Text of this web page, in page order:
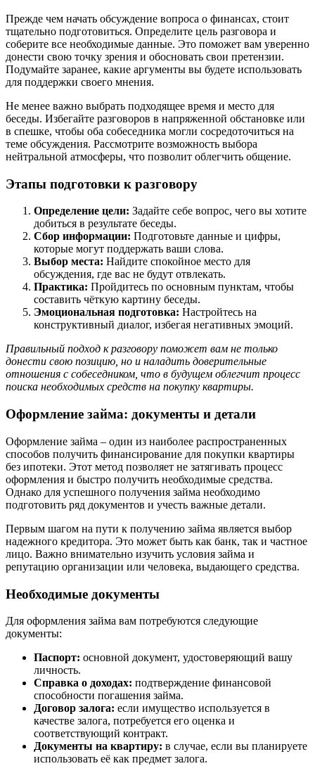
Прежде чем начать обсуждение вопроса о финансах, стоит
тщательно подготовиться. Определите цель разговора и
соберите все необходимые данные. Это поможет вам уверенно
донести свою точку зрения и обосновать свои претензии.
Подумайте заранее, какие аргументы вы будете использовать
для поддержки своего мнения.
Не менее важно выбрать подходящее время и место для
беседы. Избегайте разговоров в напряженной обстановке или
в спешке, чтобы оба собеседника могли сосредоточиться на
теме обсуждения. Рассмотрите возможность выбора
нейтральной атмосферы, что позволит облегчить общение.
Этапы подготовки к разговору
Определение цели: Задайте себе вопрос, чего вы хотите
добиться в результате беседы.
Сбор информации: Подготовьте данные и цифры,
которые могут поддержать ваши слова.
Выбор места: Найдите спокойное место для
обсуждения, где вас не будут отвлекать.
Практика: Пройдитесь по основным пунктам, чтобы
составить чёткую картину беседы.
Эмоциональная подготовка: Настройтесь на
конструктивный диалог, избегая негативных эмоций.
Правильный подход к разговору поможет вам не только
донести свою позицию, но и наладить доверительные
отношения с собеседником, что в будущем облегчит процесс
поиска необходимых средств на покупку квартиры.
Оформление займа: документы и детали
Оформление займа – один из наиболее распространенных
способов получить финансирование для покупки квартиры
без ипотеки. Этот метод позволяет не затягивать процесс
оформления и быстро получить необходимые средства.
Однако для успешного получения займа необходимо
подготовить ряд документов и учесть важные детали.
Первым шагом на пути к получению займа является выбор
надежного кредитора. Это может быть как банк, так и частное
лицо. Важно внимательно изучить условия займа и
репутацию организации или человека, выдающего средства.
Необходимые документы
Для оформления займа вам потребуются следующие
документы:
Паспорт: основной документ, удостоверяющий вашу
личность.
Справка о доходах: подтверждение финансовой
способности погашения займа.
Договор залога: если имущество используется в
качестве залога, потребуется его оценка и
соответствующий контракт.
Документы на квартиру: в случае, если вы планируете
использовать её как предмет залога.